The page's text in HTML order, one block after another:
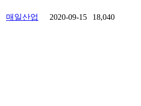
매일산업 2020-09-15 18,040